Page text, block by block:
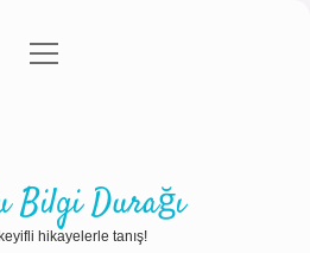
Politikası
menüyü
Bilgi Durağı
hikayelerle tanış!